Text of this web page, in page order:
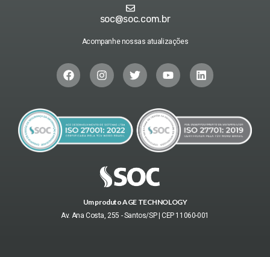
soc@soc.com.br
Acompanhe nossas atualizações
Um produto AGE TECHNOLOGY
Av. Ana Costa, 255 - Santos/SP | CEP 11060-001